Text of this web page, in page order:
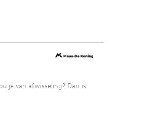
je van afwisseling? Dan is